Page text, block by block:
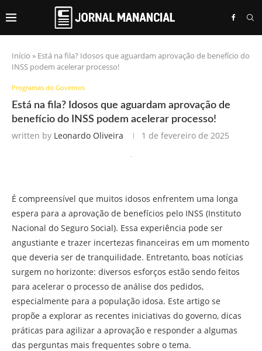
Início » Está na fila? Idosos que aguardam aprovação de benefício do
INSS podem acelerar processo!
Programas do Governos
Está na fila? Idosos que aguardam aprovação de
benefício do INSS podem acelerar processo!
written by Leonardo Oliveira 1 de fevereiro de 2025
É compreensível que muitos idosos enfrentem uma longa
espera para a aprovação de benefícios pelo INSS (Instituto
Nacional do Seguro Social). Essa experiência pode ser
angustiante e trazer incertezas financeiras em um momento
que deveria ser de tranquilidade. Entretanto, boas notícias
surgem no horizonte: diversos esforços estão sendo feitos
para acelerar o processo de análise dos pedidos,
especialmente para a população idosa. Este artigo se
propõe a explorar as recentes iniciativas do governo, dicas
práticas para agilizar a aprovação e responder a algumas
das perguntas mais frequentes sobre o tema.